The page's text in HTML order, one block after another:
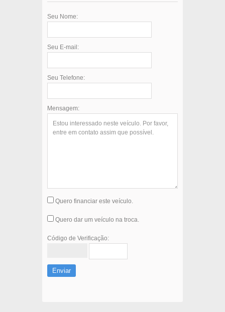
Seu Nome:
Seu E-mail:
Seu Telefone:
Mensagem:
Quero financiar este veículo.
Quero dar um veículo na troca.
Código de Verificação:
Enviar